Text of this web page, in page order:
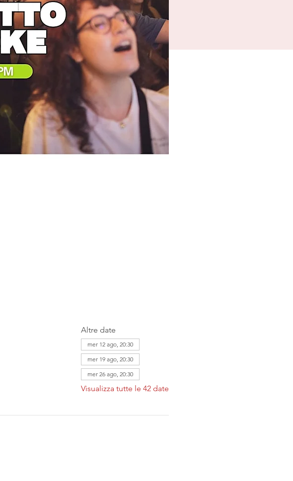
Altre date
mer 12 ago, 20:30
mer 19 ago, 20:30
mer 26 ago, 20:30
Visualizza tutte le 42 date